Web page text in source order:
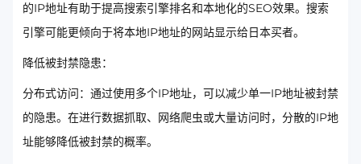
的IP地址有助于提高搜索引擎排名和本地化的SEO效果。搜索
引擎可能更倾向于将本地IP地址的网站显示给日本买者。
降低被封禁隐患：
分布式访问：通过使用多个IP地址，可以减少单一IP地址被封禁
的隐患。在进行数据抓取、网络爬虫或大量访问时，分散的IP地
址能够降低被封禁的概率。